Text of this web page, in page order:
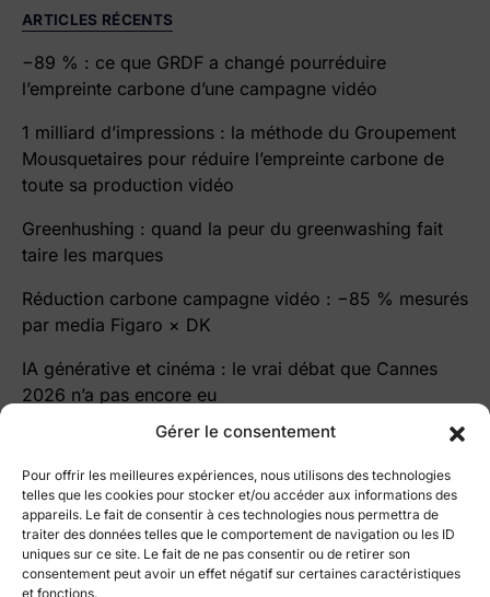
Gérer le consentement
Pour offrir les meilleures expériences, nous utilisons des technologies
telles que les cookies pour stocker et/ou accéder aux informations des
appareils. Le fait de consentir à ces technologies nous permettra de
traiter des données telles que le comportement de navigation ou les ID
uniques sur ce site. Le fait de ne pas consentir ou de retirer son
consentement peut avoir un effet négatif sur certaines caractéristiques
et fonctions.
ARTICLES RÉCENTS
−89 % : ce que GRDF a changé pourréduire
l’empreinte carbone d’une campagne vidéo
1 milliard d’impressions : la méthode du Groupement
Mousquetaires pour réduire l’empreinte carbone de
toute sa production vidéo
Greenhushing : quand la peur du greenwashing fait
taire les marques
Réduction carbone campagne vidéo : −85 % mesurés
par media Figaro × DK
IA générative et cinéma : le vrai débat que Cannes
2026 n’a pas encore eu
le blog Cutz
Le blog par ©Vidmizer